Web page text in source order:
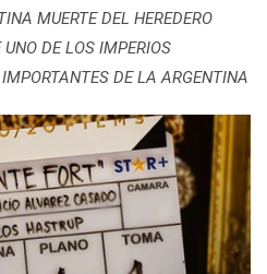
MUERTE DEL HEREDERO
DE LOS IMPERIOS
DE LA ARGENTINA